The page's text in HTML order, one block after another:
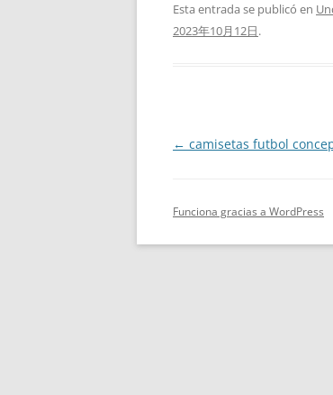
Esta entrada se publicó en
2023年10月12日.
Navegación
← camisetas futbol
Funciona gracias a WordPress